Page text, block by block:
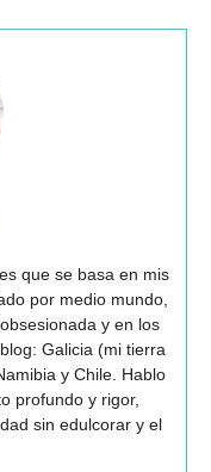
que se basa en mis
por medio mundo,
y en los
Galicia (mi tierra
y Chile. Hablo
profundo y rigor,
sin edulcorar y el